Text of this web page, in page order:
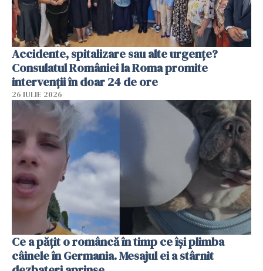
Accidente, spitalizare sau alte urgențe?
Consulatul României la Roma promite
intervenții în doar 24 de ore
26 IULIE 2026
Ce a pățit o româncă în timp ce își plimba
câinele în Germania. Mesajul ei a stârnit